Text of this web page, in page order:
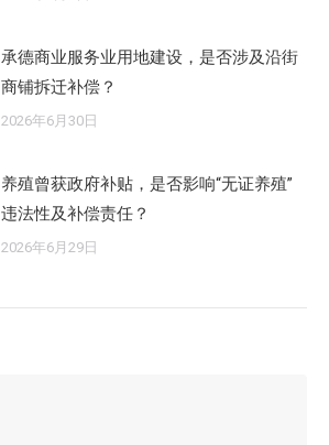
承德商业服务业用地建设，是否涉及沿街
商铺拆迁补偿？
2026年6月30日
养殖曾获政府补贴，是否影响“无证养殖”
违法性及补偿责任？
2026年6月29日